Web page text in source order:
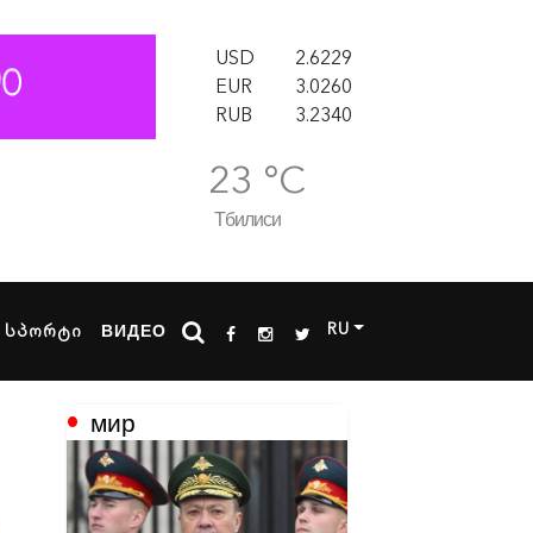
USD
2.6229
EUR
3.0260
RUB
3.2340
23 °C
Тбилиси
სპორტი ВИДЕО RU
мир